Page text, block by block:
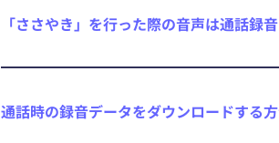
「ささやき」を行った際の音声は通話録
通話時の録音データをダウンロードする